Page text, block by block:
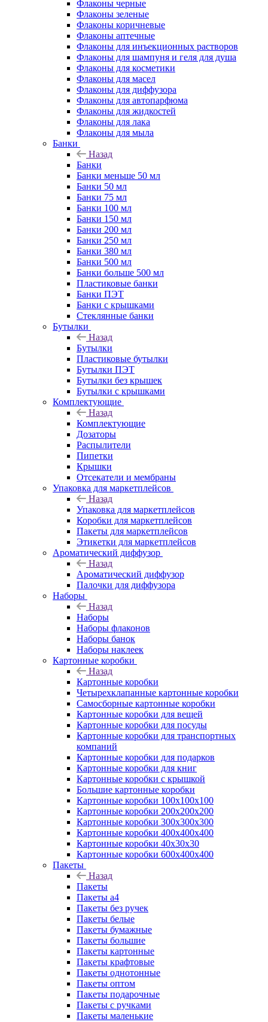
Флаконы черные
Флаконы зеленые
Флаконы коричневые
Флаконы аптечные
Флаконы для инъекционных растворов
Флаконы для шампуня и геля для душа
Флаконы для косметики
Флаконы для масел
Флаконы для диффузора
Флаконы для автопарфюма
Флаконы для жидкостей
Флаконы для лака
Флаконы для мыла
Банки
Назад
Банки
Банки меньше 50 мл
Банки 50 мл
Банки 75 мл
Банки 100 мл
Банки 150 мл
Банки 200 мл
Банки 250 мл
Банки 380 мл
Банки 500 мл
Банки больше 500 мл
Пластиковые банки
Банки ПЭТ
Банки с крышками
Стеклянные банки
Бутылки
Назад
Бутылки
Пластиковые бутылки
Бутылки ПЭТ
Бутылки без крышек
Бутылки с крышками
Комплектующие
Назад
Комплектующие
Дозаторы
Распылители
Пипетки
Крышки
Отсекатели и мембраны
Упаковка для маркетплейсов
Назад
Упаковка для маркетплейсов
Коробки для маркетплейсов
Пакеты для маркетплейсов
Этикетки для маркетплейсов
Ароматический диффузор
Назад
Ароматический диффузор
Палочки для диффузора
Наборы
Назад
Наборы
Наборы флаконов
Наборы банок
Наборы наклеек
Картонные коробки
Назад
Картонные коробки
Четырехклапанные картонные коробки
Самосборные картонные коробки
Картонные коробки для вещей
Картонные коробки для посуды
Картонные коробки для транспортных
компаний
Картонные коробки для подарков
Картонные коробки для книг
Картонные коробки с крышкой
Большие картонные коробки
Картонные коробки 100x100x100
Картонные коробки 200x200x200
Картонные коробки 300x300x300
Картонные коробки 400x400x400
Картонные коробки 40x30x30
Картонные коробки 600x400x400
Пакеты
Назад
Пакеты
Пакеты а4
Пакеты без ручек
Пакеты белые
Пакеты бумажные
Пакеты большие
Пакеты картонные
Пакеты крафтовые
Пакеты однотонные
Пакеты оптом
Пакеты подарочные
Пакеты с ручками
Пакеты маленькие